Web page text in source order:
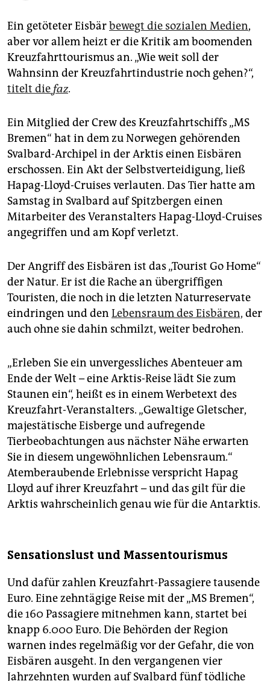
unterstützen
abo
genossenschaft
epaper login
Ein getöteter Eisbärbewegt die sozialen Medien,
aber vor allem heizt er die Kritik am boomenden
Kreuzfahrttourismus an. „Wie weit soll der
Wahnsinn der Kreuzfahrtindustrie noch gehen?“,
titelt die faz.
Ein Mitglied der Crew des Kreuzfahrtschiffs „MS
Bremen“ hat in dem zu Norwegen gehörenden
Svalbard-Archipel in der Arktis einen Eisbären
erschossen. Ein Akt der Selbstverteidigung, ließ
Hapag-Lloyd-Cruises verlauten. Das Tier hatte am
Samstag in Svalbard auf Spitzbergen einen
Mitarbeiter des Veranstalters Hapag-Lloyd-Cruises
angegriffen und am Kopf verletzt.
Der Angriff des Eisbären ist das „Tourist Go Home“
der Natur. Er ist die Rache an übergriffigen
Touristen, die noch in die letzten Naturreservate
eindringen und den Lebensraum des Eisbären, der
auch ohne sie dahin schmilzt, weiter bedrohen.
„Erleben Sie ein unvergessliches Abenteuer am
Ende der Welt – eine Arktis-Reise lädt Sie zum
Staunen ein“, heißt es in einem Werbetext des
Kreuzfahrt-Veranstalters. „Gewaltige Gletscher,
majestätische Eisberge und aufregende
Tierbeobachtungen aus nächster Nähe erwarten
Sie in diesem ungewöhnlichen Lebensraum.“
Atemberaubende Erlebnisse verspricht Hapag
Lloyd auf ihrer Kreuzfahrt – und das gilt für die
Arktis wahrscheinlich genau wie für die Antarktis.
Sensationslust und Massentourismus
Und dafür zahlen Kreuzfahrt-Passagiere tausende
Euro. Eine zehntägige Reise mit der „MS Bremen“,
die 160 Passagiere mitnehmen kann, startet bei
knapp 6.000 Euro. Die Behörden der Region
warnen indes regelmäßig vor der Gefahr, die von
Eisbären ausgeht. In den vergangenen vier
Jahrzehnten wurden auf Svalbard fünf tödliche